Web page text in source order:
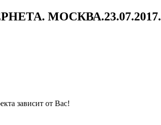
МОСКВА.23.07.2017.
зависит от Вас!